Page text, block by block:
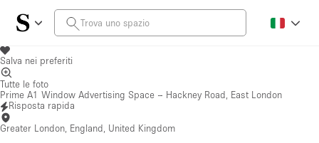
Salva nei preferiti
Tutte le foto
Prime A1 Window Advertising Space – Hackney Road, East London
Risposta rapida
Greater London, England, United Kingdom